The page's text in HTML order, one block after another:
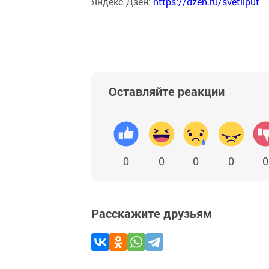
Оставляйте реакции
0 0 0 0 0
Расскажите друзьям